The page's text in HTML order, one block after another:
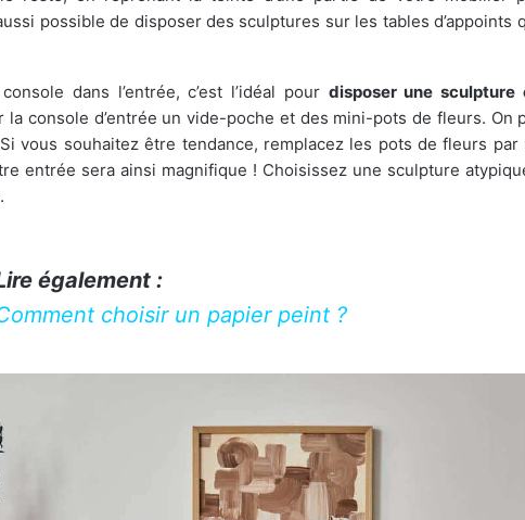
possible de disposer des sculptures sur les tables d’appoints
dans l’entrée, c’est l’idéal pour disposer une sculpture
la console d’entrée un vide-poche et des mini-pots de fleurs. On
vous souhaitez être tendance, remplacez les pots de fleurs
entrée sera ainsi magnifique ! Choisissez une sculpture
également :
choisir un papier peint ?